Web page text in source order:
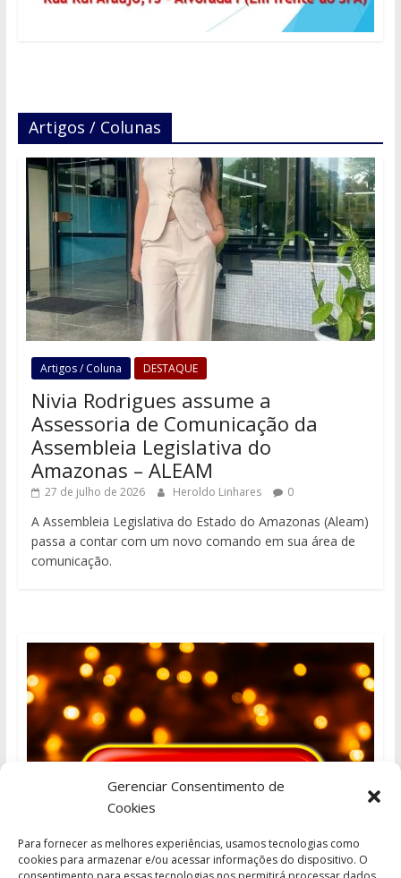
Gerenciar Consentimento de
Cookies
Para fornecer as melhores experiências, usamos tecnologias como
cookies para armazenar e/ou acessar informações do dispositivo. O
Artigos / Colunas
Artigos / Coluna DESTAQUE
Nivia Rodrigues assume a
Assessoria de Comunicação da
Assembleia Legislativa do
Amazonas – ALEAM
27 de julho de 2026 Heroldo Linhares 0
A Assembleia Legislativa do Estado do Amazonas (Aleam)
passa a contar com um novo comando em sua área de
comunicação.